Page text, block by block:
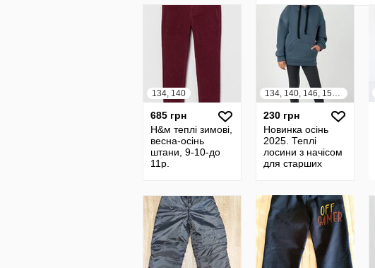
134, 140
685 грн
Н&м теплі зимові,
весна-осінь
штани, 9-10-до
11р.
134, 140, 146, 152, 158
230 грн
Новинка осінь
2025. Теплі
лосини з начісом
для старших